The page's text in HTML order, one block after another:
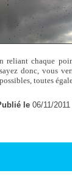
reliant chaque
donc, vous
toutes
le 06/11/